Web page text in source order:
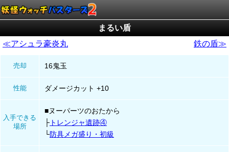
まるい盾
≪アシュラ豪炎丸
鉄の盾≫
売却 16鬼玉
性能 ダメージカット +10
入手できる
場所
■ヌーパーツのおたから
トレンジャ遺跡④
防具メガ盛り・初級